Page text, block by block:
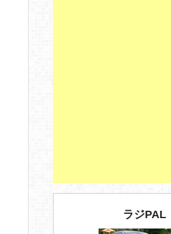
ラジPAL